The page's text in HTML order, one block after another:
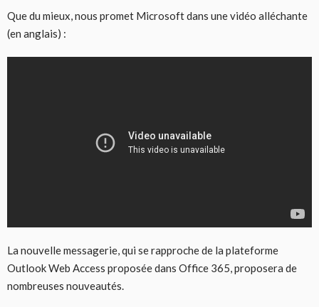
Que du mieux, nous promet Microsoft dans une vidéo alléchante
(en anglais) :
La nouvelle messagerie, qui se rapproche de la plateforme
Outlook Web Access proposée dans Office 365, proposera de
nombreuses nouveautés.